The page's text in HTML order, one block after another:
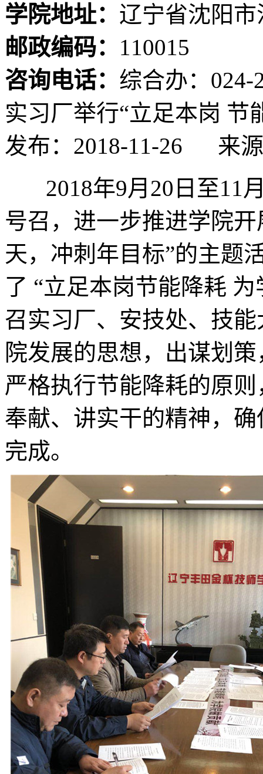
学院地址： 辽宁省沈阳
邮政编码： 110015
咨询电话： 综合办：024-
实习厂举行“立足本岗 节
发布：2018-11-26 来
2018年9月20日至11
号召，进一步推进学院
天，冲刺年目标”的主题
了 “立足本岗节能降耗
召实习厂、安技处、技
院发展的思想，出谋划
严格执行节能降耗的原
奉献、讲实干的精神，
完成。